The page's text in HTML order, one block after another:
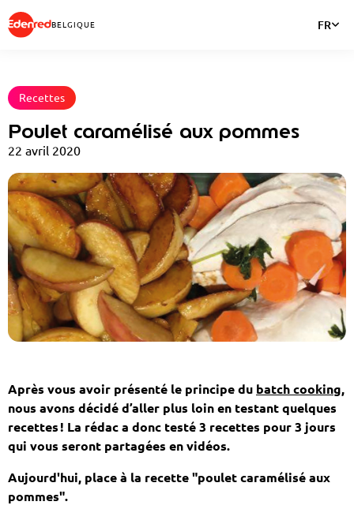
BELGIQUE FR
Recettes
Poulet caramélisé aux pommes
22 avril 2020
Après vous avoir présenté le principe du batch cooking,
nous avons décidé d’aller plus loin en testant quelques
recettes ! La rédac a donc testé 3 recettes pour 3 jours
qui vous seront partagées en vidéos.
Aujourd'hui, place à la recette "poulet caramélisé aux
pommes".